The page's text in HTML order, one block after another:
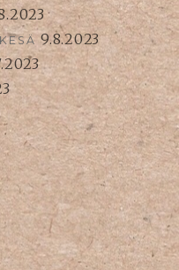
9.8.2023